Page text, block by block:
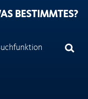
BESTIMMTES?